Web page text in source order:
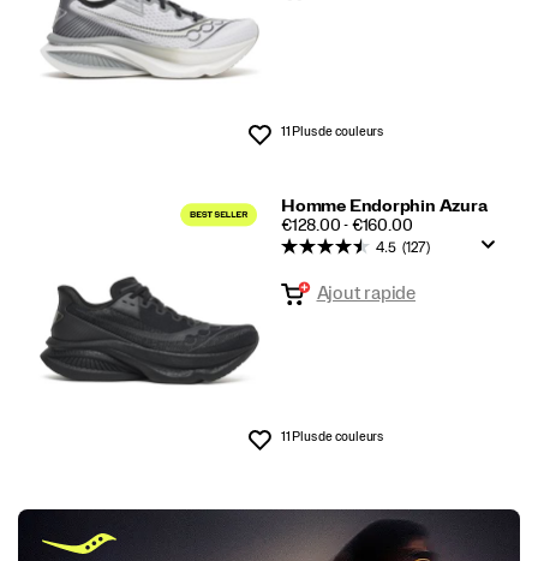
Liste de souhaits
11 Plus de couleurs
Homme Endorphin Azura
PRICE
€128.00 - €160.00
Liste de souhaits
4.5 (127)
Ajout rapide
11 Plus de couleurs